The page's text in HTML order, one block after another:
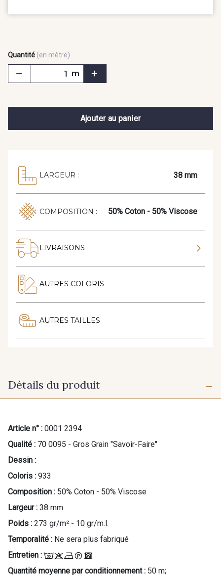
Quantité (en mètre)
m
Ajouter au panier
LARGEUR : 38 mm
COMPOSITION : 50% Coton - 50% Viscose
LIVRAISONS
AUTRES COLORIS
AUTRES TAILLES
Détails du produit
Article n° : 0001 2394
Qualité : 70 0095 - Gros Grain "Savoir-Faire"
Dessin :
Coloris : 933
Composition : 50% Coton - 50% Viscose
Largeur : 38 mm
Poids : 273 gr/m² - 10 gr/m.l.
Temporalité : Ne sera plus fabriqué
Entretien :
Quantité moyenne par conditionnement : 50 m;